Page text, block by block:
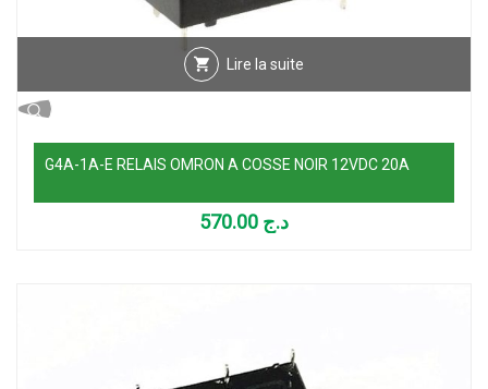
Lire la suite
G4A-1A-E RELAIS OMRON A COSSE NOIR 12VDC 20A
د.ج